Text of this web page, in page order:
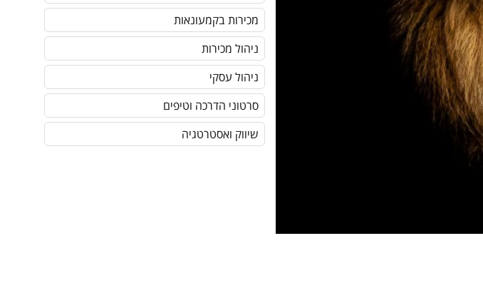
מכירות בקמעונאות
ניהול מכירות
ניהול עסקי
סרטוני הדרכה וטיפים
שיווק ואסטרטגיה